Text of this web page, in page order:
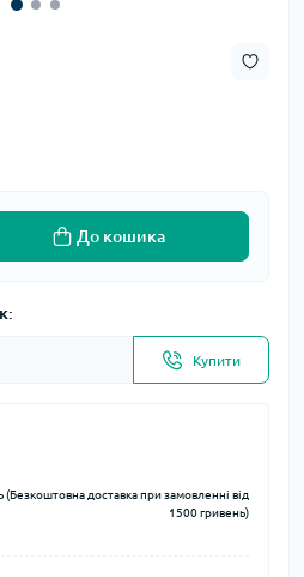
До кошика
Купити
(Безкоштовна доставка при замовленні від
1500 гривень)